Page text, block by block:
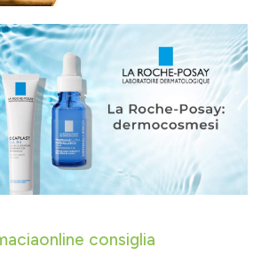
consiglia